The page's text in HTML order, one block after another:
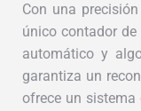
Con una
único contador
automático y
garantiza un
ofrece un sistema